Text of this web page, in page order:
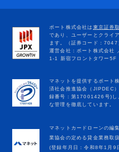
マネットカードローンの編
業協会の定める貸金業務取
(登録年月日：令和8年1月